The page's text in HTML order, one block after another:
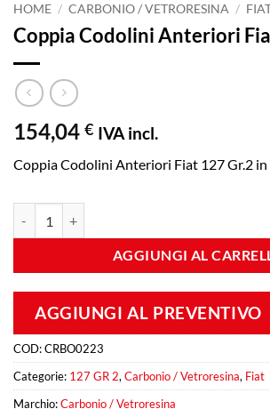
HOME / CARBONIO / VETRORESINA /
Coppia Codolini Anteriori
154,04 € IVA incl.
Coppia Codolini Anteriori Fiat 127 Gr.2
AGGIUNGI AL
AGGIUNGI AL PREVENTIVO
COD:CRBO0223
Categorie: 127 GR 2, Carbonio / Vetroresina, Fiat
Marchio:Carbonio / Vetroresina